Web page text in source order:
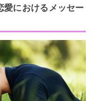
愛におけるメッセー